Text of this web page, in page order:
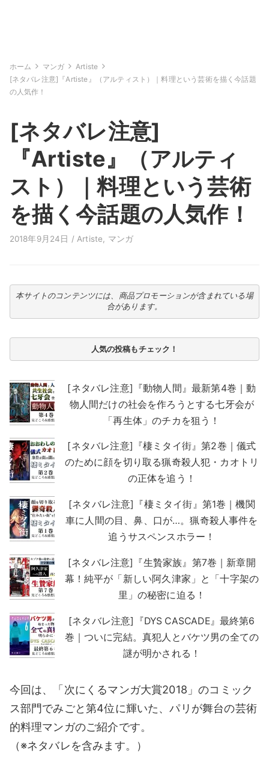
ホーム マンガ
Artiste
[ネタバレ注意]『Artiste』（アルティスト）｜料理という芸術を描く今話題
の人気作！
[ネタバレ注意]
『Artiste』（アルティ
スト）｜料理という芸術
を描く今話題の人気作！
2018年9月24日 / Artiste マンガ
本サイトのコンテンツには、商品プロモーションが含まれている場
合があります。
人気の投稿もチェック！
[ネタバレ注意]『動物人間』最新第4巻｜動
物人間だけの社会を作ろうとする七牙会が
「再生体」のチカを狙う！
[ネタバレ注意]『棲ミタイ街』第2巻｜儀式
のために顔を切り取る猟奇殺人犯・カオトリ
の正体を追う！
[ネタバレ注意]『棲ミタイ街』第1巻｜機関
車に人間の目、鼻、口が…。猟奇殺人事件を
追うサスペンスホラー！
[ネタバレ注意]『生贄家族』第7巻｜新章開
幕！純平が「新しい阿久津家」と「十字架の
里」の秘密に迫る！
[ネタバレ注意]『DYS CASCADE』最終第6
巻｜ついに完結。真犯人とバケツ男の全ての
謎が明かされる！
今回は、「次にくるマンガ大賞2018」のコミック
ス部門でみごと第4位に輝いた、パリが舞台の芸術
的料理マンガのご紹介です。
（※ネタバレを含みます。）